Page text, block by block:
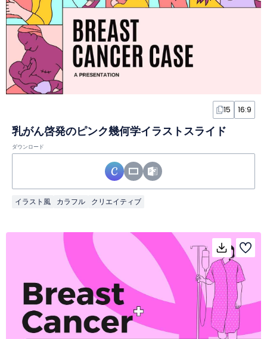
15 16:9
乳がん啓発のピンク幾何学イラストスライド
ダウンロード
イラスト風 カラフル クリエイティブ